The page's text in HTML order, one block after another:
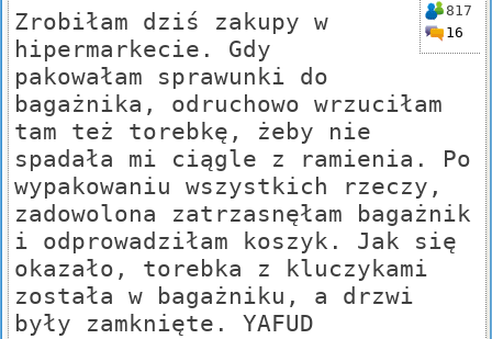
817
16
Zrobiłam dziś zakupy w
hipermarkecie. Gdy
pakowałam sprawunki do
bagażnika, odruchowo wrzuciłam
tam też torebkę, żeby nie
spadała mi ciągle z ramienia. Po
wypakowaniu wszystkich rzeczy,
zadowolona zatrzasnęłam bagażnik
i odprowadziłam koszyk. Jak się
okazało, torebka z kluczykami
została w bagażniku, a drzwi
były zamknięte. YAFUD